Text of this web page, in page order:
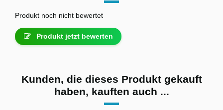
Produkt noch nicht bewertet
Produkt jetzt bewerten
Kunden, die dieses Produkt gekauft
haben, kauften auch ...